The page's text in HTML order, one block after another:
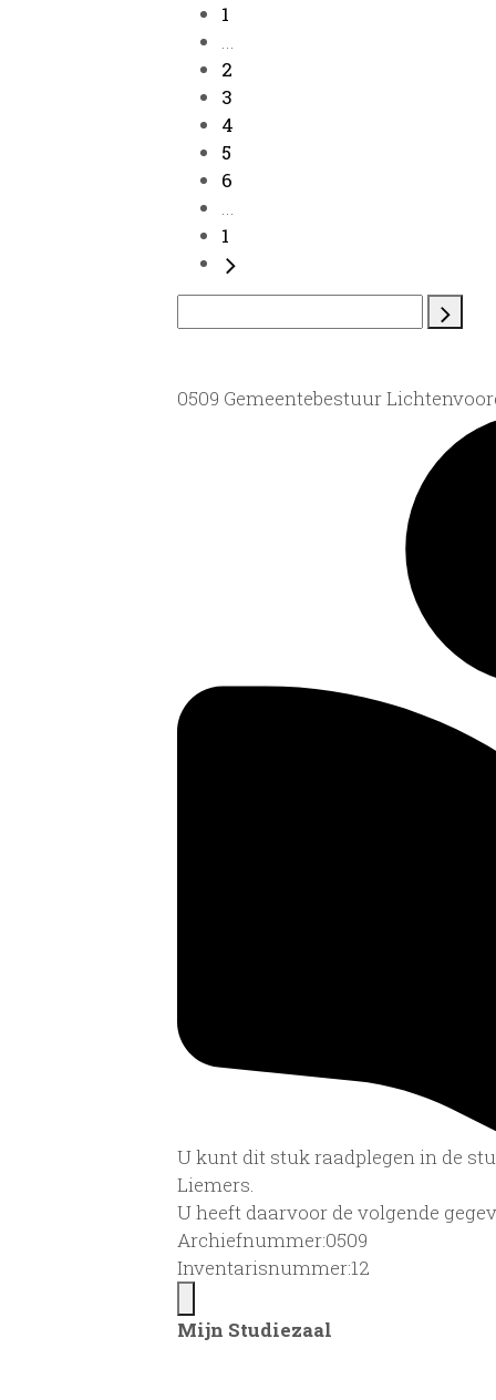
1
...
2
3
4
5
6
...
1
0509 Gemeentebestuur
U kunt dit stuk raadplegen in de
Liemers.
U heeft daarvoor de volgende
Archiefnummer:0509
Inventarisnummer:12
Mijn Studiezaal